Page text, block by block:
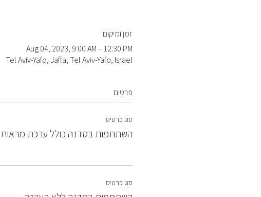
זמן ומיקום
Aug 04, 2023, 9:00 AM – 12:30 PM
Tel Aviv-Yafo, Jaffa, Tel Aviv-Yafo, Israel
פרטים
סוג כרטיס
השתתפות בסדנה כולל ערכת מראות
סוג כרטיס